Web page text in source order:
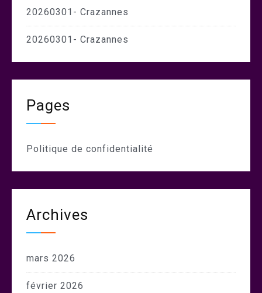
20260301- Crazannes
20260301- Crazannes
Pages
Politique de confidentialité
Archives
mars 2026
février 2026